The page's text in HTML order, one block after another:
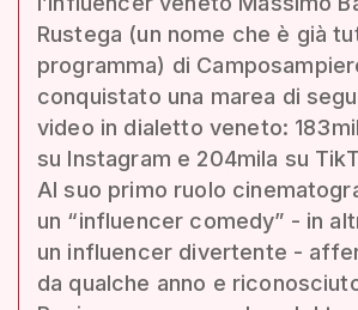
Rustega (un nome che è già
programma) di
conquistato una marea di
video in dialetto veneto:
su Instagram e 204mila su
Al suo primo ruolo
un “influencer comedy” - in
un influencer divertente -
da qualche anno e